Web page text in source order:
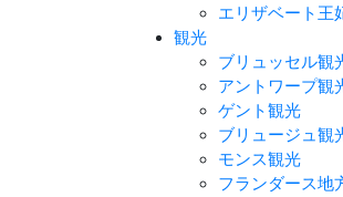
エリザベート王
観光
ブリュッセル観
アントワープ観
ゲント観光
ブリュージュ観
モンス観光
フランダース地